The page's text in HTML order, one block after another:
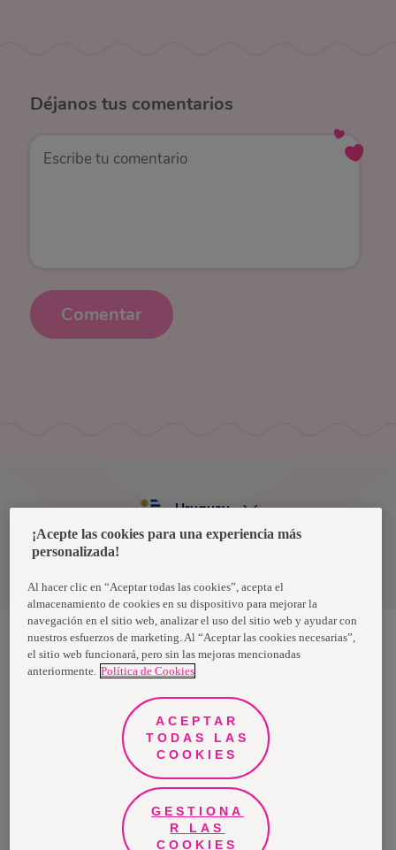
Déjanos tus comentarios
Comentar
Política de privacidad de datos
Uruguay
Nosotras, una marca de Essity - una compañía global líder en
higiene y salud. Cada día, mil millones de personas, en todo el
propósito es romper barreras por el bienestar en beneficio de
consumidores, pacientes, cuidadores, clientes y la sociedad en
general. Vendemos en aproximadamente 150 países bajo las
principales marcas globales TENA y Tork, así como otras marcas
como Actimove, Cutimed, JOBST, Knix, Leukoplast, Libero, Libresse,
Lotus, Modibodi, Nosotras, Saba, Tempo, TOM Organic y Zewa. En
2024, Essity tuvo ventas de aproximadamente 13 mil millones de
euros y empleó a 36,000 personas. La sede de la compañía está
ubicada en Estocolmo, Suecia, y Essity cotiza en Nasdaq Estocolmo.
Más información enwww.essity.com.
¡Acepte las cookies para una experiencia más
personalizada!
Al hacer clic en “Aceptar todas las cookies”, acepta el
almacenamiento de cookies en su dispositivo para mejorar la
navegación en el sitio web, analizar el uso del sitio web y ayudar con
nuestros esfuerzos de marketing. Al “Aceptar las cookies necesarias”,
el sitio web funcionará, pero sin las mejoras mencionadas
anteriormente. Política de Cookies
ACEPTAR
TODAS LAS
COOKIES
GESTIONA
R LAS
COOKIES